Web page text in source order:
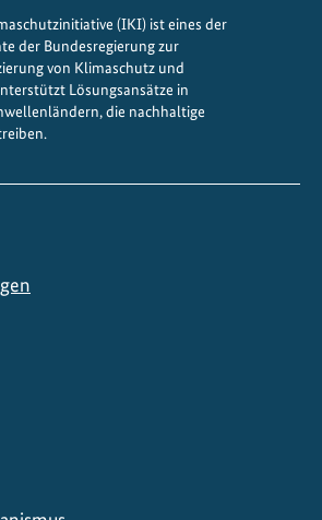
(IKI) ist eines der
der Bundesregierung zur
von Klimaschutz und
Lösungsansätze in
die nachhaltige